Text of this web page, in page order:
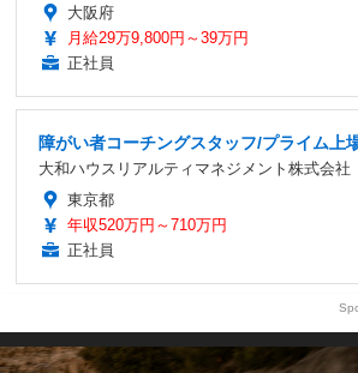
大阪府
月給29万9,800円～39万円
正社員
障がい者コーチングスタッフ/プライム上
大和ハウスリアルティマネジメント株式会社
東京都
年収520万円～710万円
正社員